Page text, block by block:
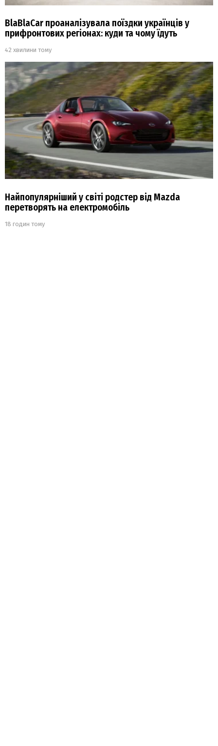
BlaBlaCar проаналізувала поїздки українців у
прифронтових регіонах: куди та чому їдуть
42 хвилини тому
Найпопулярніший у світі родстер від Mazda
перетворять на електромобіль
18 годин тому